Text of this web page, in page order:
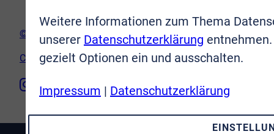
© VR-Immobilien Bonn Rhein-Sieg GmbH
Cookie-Einstellungen
Weitere Informationen zum Thema
unserer Datenschutzerklärung
gezielt Optionen ein und ausschalten.
Impressum | Datenschutzerklärung